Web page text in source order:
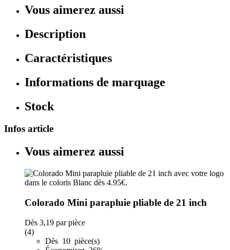
Vous aimerez aussi
Description
Caractéristiques
Informations de marquage
Stock
Infos article
Vous aimerez aussi
Colorado Mini parapluie pliable de 21 inch
Dès 3,19 par pièce
(4)
Dès 10 pièce(s)